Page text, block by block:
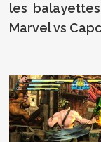
les
Marvel vs